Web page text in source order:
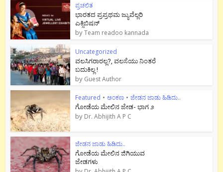
ಪ್ರಚಲಿತ
ಭಾರತದ ಪ್ರಪ್ರಥಮ ಜ್ಯುವೆಲ್ಲರಿ
ಎಕ್ಸಿಬಿಷನ್
byTeam readoo kannada
Uncategorized
ವಲಸಿಗರಾರಲ್ಲ?, ವಲಸೆಯು ನಿಂತರೆ
ಬದುಕಿಲ್ಲ !
by Guest Author
Featured • ಅಂಕಣ • ಜೇಡನ ಜಾಡು ಹಿಡಿದು..
ಗೋಡೆಯ ಮೇಲಿನ ಜೇಡ- ಭಾಗ ೨
by Dr. Abhijith A P C
ಜೇಡನ ಜಾಡು ಹಿಡಿದು..
ಗೋಡೆಯ ಮೇಲಿನ ಜಿಗಿಯುವ
ಜೇಡಗಳು